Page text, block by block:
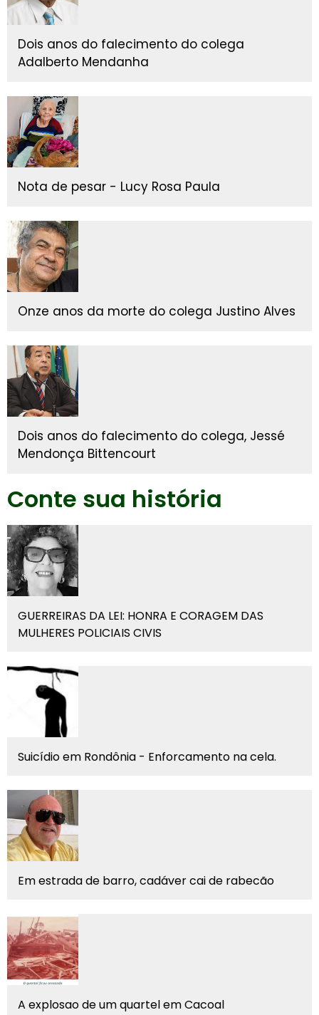
Dois anos do falecimento do colega
Adalberto Mendanha
Nota de pesar - Lucy Rosa Paula
Onze anos da morte do colega Justino Alves
Dois anos do falecimento do colega, Jessé
Mendonça Bittencourt
Conte sua história
GUERREIRAS DA LEI: HONRA E CORAGEM DAS
MULHERES POLICIAIS CIVIS
Suicídio em Rondônia - Enforcamento na cela.
Em estrada de barro, cadáver cai de rabecão
A explosao de um quartel em Cacoal